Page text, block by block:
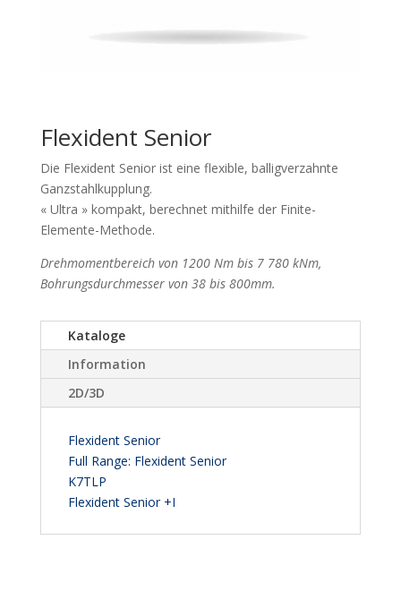
Flexident Senior
Die Flexident Senior ist eine flexible, balligverzahnte
Ganzstahlkupplung.
« Ultra » kompakt, berechnet mithilfe der Finite-
Elemente-Methode.
Drehmomentbereich von 1200 Nm bis 7 780 kNm,
Bohrungsdurchmesser von 38 bis 800mm.
Kataloge
Information
2D/3D
Flexident Senior
Full Range: Flexident Senior
K7TLP
Flexident Senior +I